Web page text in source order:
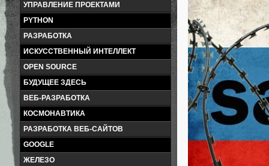
УПРАВЛЕНИЕ ПРОЕКТАМИ
PYTHON
РАЗРАБОТКА
ИСКУССТВЕННЫЙ ИНТЕЛЛЕКТ
OPEN SOURCE
БУДУЩЕЕ ЗДЕСЬ
ВЕБ-РАЗРАБОТКА
КОСМОНАВТИКА
РАЗРАБОТКА ВЕБ-САЙТОВ
GOOGLE
ЖЕЛЕЗО